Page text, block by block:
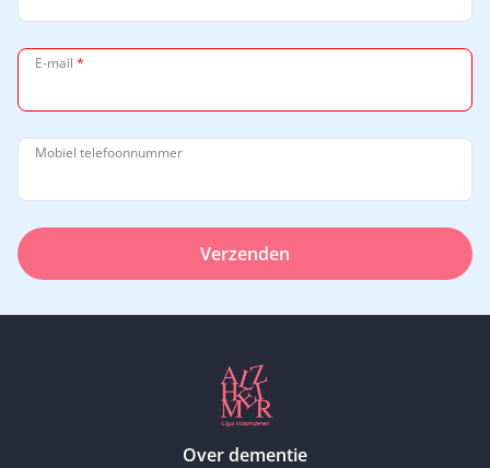
E-mail *
Mobiel telefoonnummer
Verzenden
Over dementie